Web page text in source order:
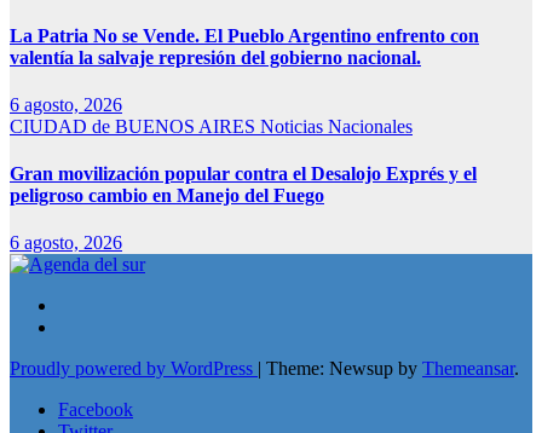
La Patria No se Vende. El Pueblo Argentino enfrento con
valentía la salvaje represión del gobierno nacional.
6 agosto, 2026
CIUDAD de BUENOS AIRES Noticias Nacionales
Gran movilización popular contra el Desalojo Exprés y el
peligroso cambio en Manejo del Fuego
6 agosto, 2026
Proudly powered by WordPress | Theme: Newsup by Themeansar.
Facebook